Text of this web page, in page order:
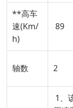
**高车
速(Km/
h)
89
轴数 2
1、